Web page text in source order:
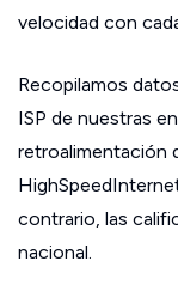
velocidad con
Recopilamos
ISP de nuestras
retroalimentación
contrario, las
nacional.